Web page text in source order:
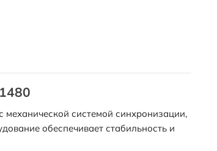
системой синхронизации,
обеспечивает стабильность и